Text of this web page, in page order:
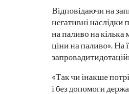
Відповідаючи на
негативні наслідки
на паливо на
ціни на паливо». На
«Так чи інакше
і без допомоги